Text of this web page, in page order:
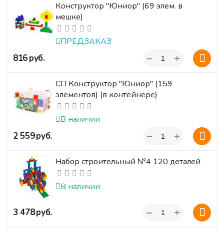
Конструктор "Юниор" (69 элем. в
мешке)
ПРЕДЗАКАЗ
‍816‍руб. +
−
СП Конструктор "Юниор" (159
элементов) (в контейнере)
В наличии
‍2 559‍руб. +
−
Набор строительный №4 120 деталей
В наличии
‍3 478‍руб. +
−